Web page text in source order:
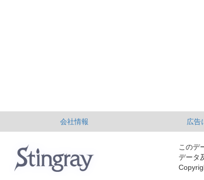
会社情報 広告
このデ
データ